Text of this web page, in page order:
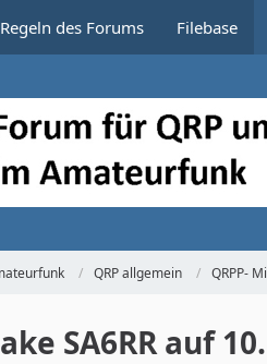
Regeln des Forums Filebase
QRP allgemein QRPP-
SA6RR auf